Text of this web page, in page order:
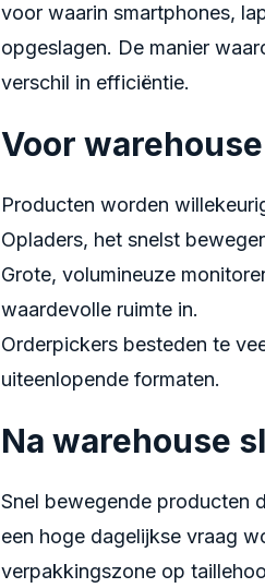
voor waarin smartphones,
opgeslagen. De manier
verschil in efficiëntie.
Voor
Producten worden
Opladers, het snelst
Grote, volumineuze
waardevolle ruimte in.
Orderpickers besteden te
uiteenlopende formaten.
Na warehouse
Snel bewegende producten
een hoge dagelijkse vraag
verpakkingszone op